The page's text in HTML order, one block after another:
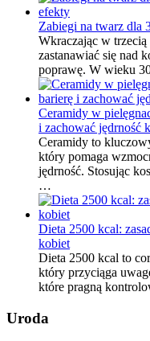
Zabiegi na twarz dla
Wkraczając w
zastanawiać się nad
poprawę. W wieku
Ceramidy w
i zachować jędrność
Ceramidy to
który pomaga
jędrność. Stosując
…
Dieta 2500 kcal:
kobiet
Dieta 2500 kcal to
który przyciąga
które pragną
Uroda